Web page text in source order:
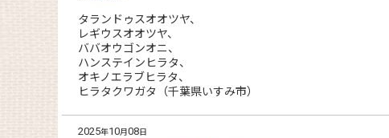
タランドゥスオオツヤ、
レギウスオオツヤ、
ババオウゴンオニ、
ハンステインヒラタ、
オキノエラブヒラタ、
ヒラタクワガタ（千葉県いすみ市）
2025年10月08日